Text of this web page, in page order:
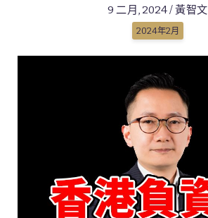
9 二月, 2024 / 黃智文
2024年2月